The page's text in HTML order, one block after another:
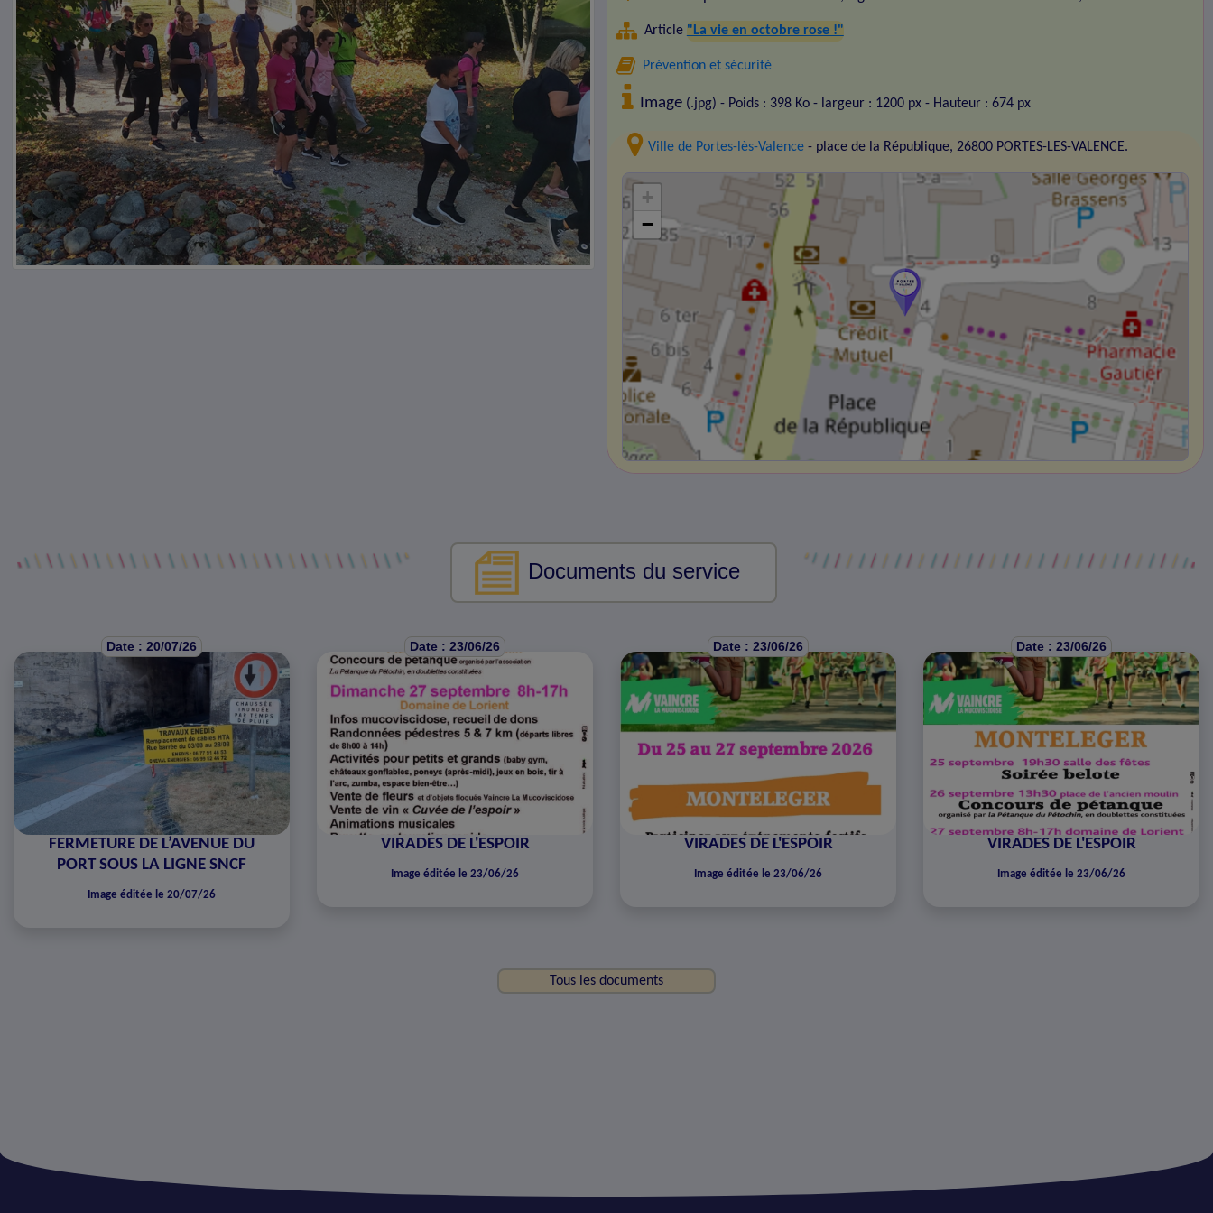
Article "La vie en octobre rose !"
Prévention et sécurité
Image (.jpg) - Poids : 398 Ko - largeur : 1200 px - Hauteur : 674 px
Ville de Portes-lès-Valence - place de la République, 26800 PORTES-LES-VALENCE.
+
−
Documents du service
Date : 20/07/26
FERMETURE DE L’AVENUE DU
PORT SOUS LA LIGNE SNCF
Image éditée le 20/07/26
Date : 23/06/26
VIRADES DE L'ESPOIR
Image éditée le 23/06/26
Date : 23/06/26
VIRADES DE L'ESPOIR
Image éditée le 23/06/26
Date : 23/06/26
VIRADES DE L'ESPOIR
Image éditée le 23/06/26
Tous les documents